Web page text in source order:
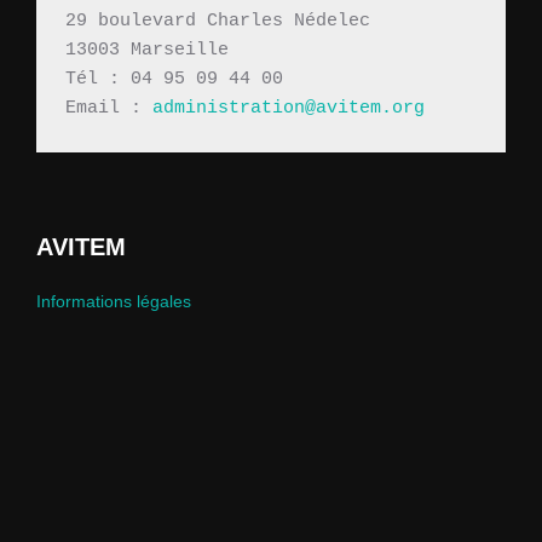
29 boulevard Charles Nédelec
13003 Marseille
Tél : 04 95 09 44 00
Email : administration@avitem.org
AVITEM
Informations légales